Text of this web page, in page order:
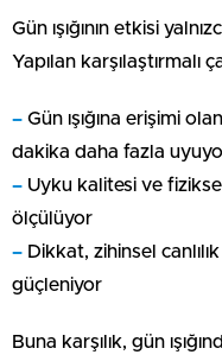
Gün ışığının etkisi
Yapılan karşılaştırmalı
– Gün ışığına erişimi
dakika daha fazla
– Uyku kalitesi ve
ölçülüyor
– Dikkat, zihinsel
güçleniyor
Buna karşılık, gün